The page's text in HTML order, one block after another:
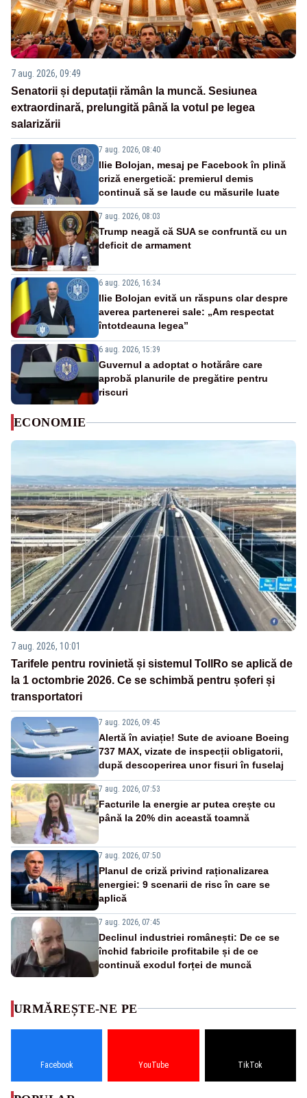
7 aug. 2026, 09:49
Senatorii și deputații rămân la muncă. Sesiunea
extraordinară, prelungită până la votul pe legea
salarizării
7 aug. 2026, 08:40
Ilie Bolojan, mesaj pe Facebook în plină
criză energetică: premierul demis
continuă să se laude cu măsurile luate
7 aug. 2026, 08:03
Trump neagă că SUA se confruntă cu un
deficit de armament
6 aug. 2026, 16:34
Ilie Bolojan evită un răspuns clar despre
averea partenerei sale: „Am respectat
întotdeauna legea”
6 aug. 2026, 15:39
Guvernul a adoptat o hotărâre care
aprobă planurile de pregătire pentru
riscuri
ECONOMIE
7 aug. 2026, 10:01
Tarifele pentru rovinietă și sistemul TollRo se aplică de
la 1 octombrie 2026. Ce se schimbă pentru șoferi și
transportatori
7 aug. 2026, 09:45
Alertă în aviație! Sute de avioane Boeing
737 MAX, vizate de inspecții obligatorii,
după descoperirea unor fisuri în fuselaj
7 aug. 2026, 07:53
Facturile la energie ar putea crește cu
până la 20% din această toamnă
7 aug. 2026, 07:50
Planul de criză privind raționalizarea
energiei: 9 scenarii de risc în care se
aplică
7 aug. 2026, 07:45
Declinul industriei românești: De ce se
închid fabricile profitabile și de ce
continuă exodul forței de muncă
URMĂREȘTE-NE PE
Facebook YouTube TikTok